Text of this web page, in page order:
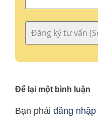
Để lại một bình luận
Bạn phải đăng nhập